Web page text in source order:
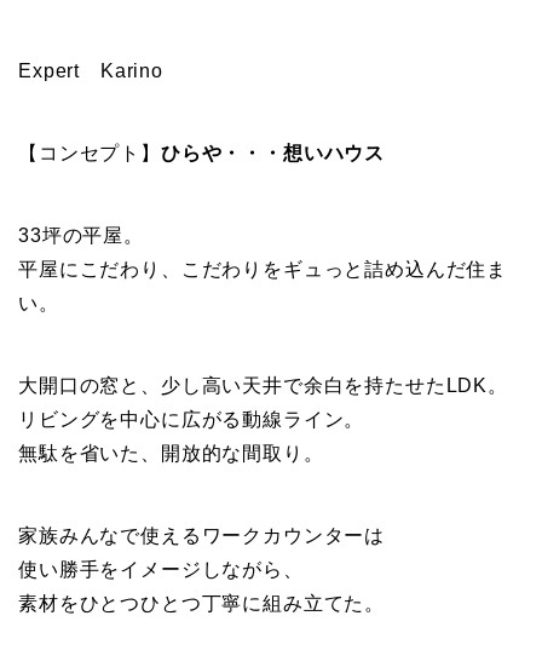
Expert Karino
【コンセプト】 ひらや・・・想いハウス
33坪の平屋。
平屋にこだわり、こだわりをギュっと詰め込んだ住ま
い。
大開口の窓と、少し高い天井で余白を持たせたLDK。
リビングを中心に広がる動線ライン。
無駄を省いた、開放的な間取り。
家族みんなで使えるワークカウンターは
使い勝手をイメージしながら、
素材をひとつひとつ丁寧に組み立てた。